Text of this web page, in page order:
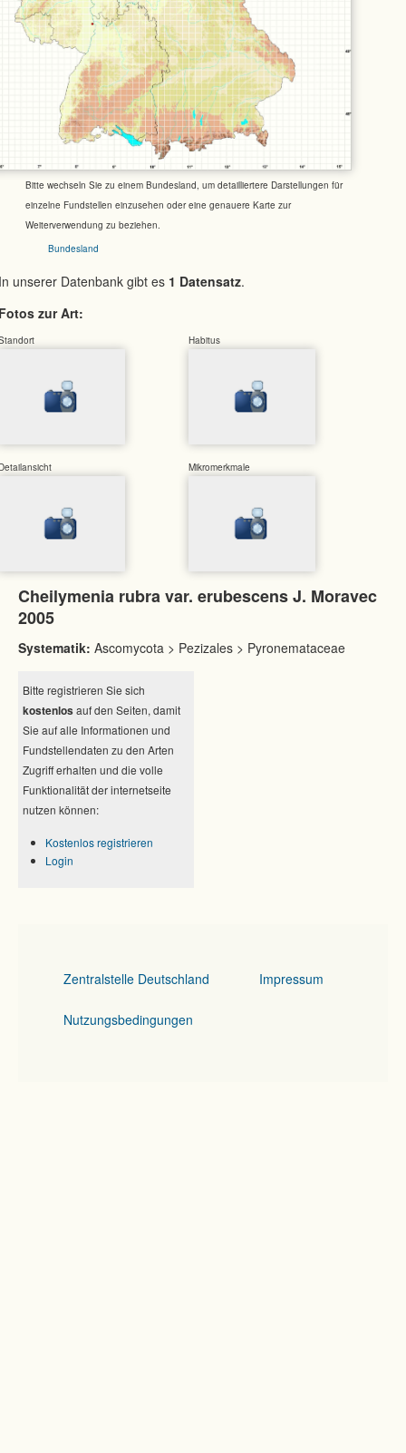
Bitte wechseln Sie zu einem Bundesland, um detailliertere Darstellungen für
einzelne Fundstellen einzusehen oder eine genauere Karte zur
Weiterverwendung zu beziehen.
Bundesland
unserer Datenbank gibt es 1 Datensatz.
zur Art:
Habitus
Mikromerkmale
Cheilymenia rubra var. erubescens J. Moravec
2005
Systematik: Ascomycota > Pezizales > Pyronemataceae
Bitte registrieren Sie sich
kostenlos auf den Seiten, damit
Sie auf alle Informationen und
Fundstellendaten zu den Arten
Zugriff erhalten und die volle
Funktionalität der internetseite
nutzen können:
Kostenlos registrieren
Login
Zentralstelle Deutschland Impressum
Nutzungsbedingungen